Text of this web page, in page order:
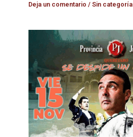
Deja un comentario /Sin categoría